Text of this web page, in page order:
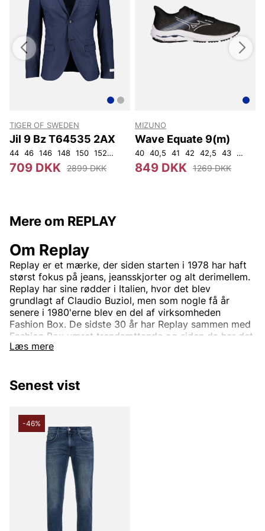
31 33 34
TIGER OF SWEDEN
Jil 9 Bz T64535 2AX
44 46 146 148 150 152 92 96 100 104 108
709 DKK 2899 DKK
MIZUNO
Wave Equate 9(m)
40 40,5 41 42 42,5 43 44
849 DKK 1269 DKK
Mere om REPLAY
Læs mere
Om Replay
Replay er et mærke, der siden starten i 1978 har haft
størst fokus på jeans, jeansskjorter og alt derimellem.
Replay har sine rødder i Italien, hvor det blev
grundlagt af Claudio Buziol, men som nogle få år
senere i 1980'erne blev en del af virksomheden
Fashion Box. De sidste 30 år har Replay sammen med
Fashion Box været trendsættende og siden da har det
været helt synonymt med høj standard og god
et globalt koncept, der sælges hos adskillige
Virksomheden har siden starten haft tre grundpiller:
Fremragende kvalitet, karakteristisk italiensk design
og innovativ stil. Disse grundpiller har ført mærket til
den succes, det har i dag, med sin ungdommelige og
moderne stil, der tilbyder trendy, moderigtige og
letbærbare klæder til hele familien.
Mere om Replays sortiment
Med rødder i Italien, som i mange år er blevet noget af
modeverdenens centrum, er det ikke underligt, at
Senest vist
-46%